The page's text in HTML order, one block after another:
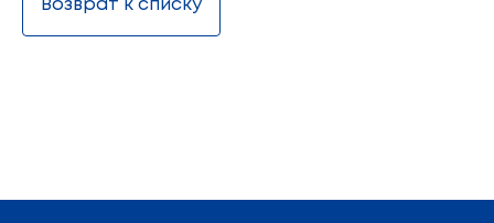
Возврат к списку